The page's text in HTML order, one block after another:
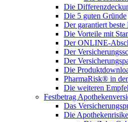
Die
Die 5 guten Gründe
Der garantiert
Die Vorteile mit
Der ONLINE-
Der
Der
Die
PharmaRisk® in
Die weiteren
Festbetrag
Das
Die